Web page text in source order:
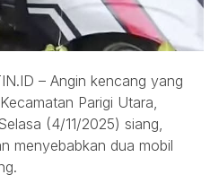
– Angin kencang yang
Parigi Utara,
(4/11/2025) siang,
menyebabkan dua mobil